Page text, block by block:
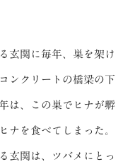
玄関に毎年、巣を架け
ンクリートの橋梁の下
は、この巣でヒナが孵
ナを食べてしまった。
玄関は、ツバメにとっ